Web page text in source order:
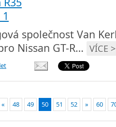
společnost Van
Nissan GT-R… VÍCE >
« 48 49 50 51 52 » 60